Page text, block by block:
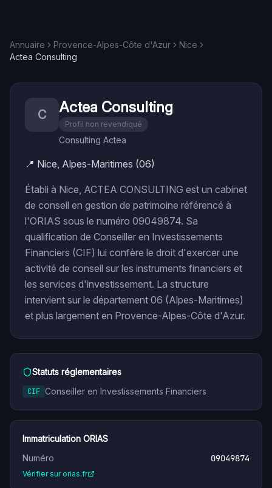
Annuaire Provence-Alpes-Côte d'Azur
Nice
Actea Consulting
C Actea Consulting
Profil non revendiqué
Consulting Actea
📍 Nice, Alpes-Maritimes (06)
Établi à Nice, ACTEA CONSULTING est un cabinet
de conseil en gestion de patrimoine référencé à
l'ORIAS sous le numéro 09049874. Sa
qualification de Conseiller en Investissements
Financiers (CIF) lui confère le droit d'exercer une
activité de conseil sur les instruments financiers et
les services d'investissement. La structure
intervient sur le département 06 (Alpes-Maritimes)
et plus largement en Provence-Alpes-Côte d'Azur.
Statuts réglementaires
CIF Conseiller en Investissements Financiers
Immatriculation ORIAS
Numéro
09049874
Vérifier sur orias.fr